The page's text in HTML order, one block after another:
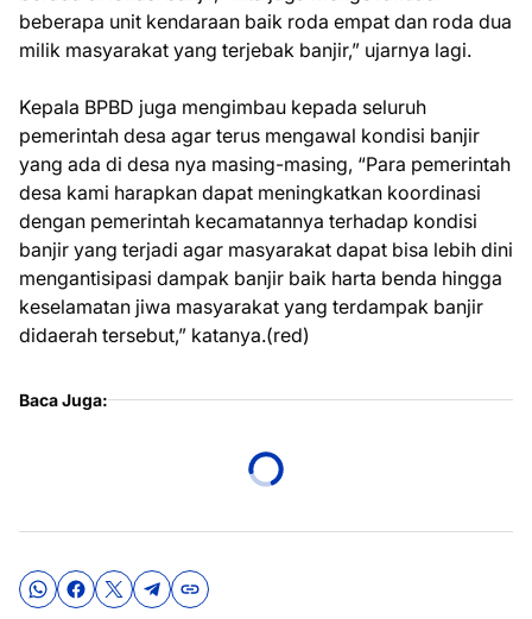
beberapa unit kendaraan baik roda empat dan roda dua
milik masyarakat yang terjebak banjir,” ujarnya lagi.
Kepala BPBD juga mengimbau kepada seluruh
pemerintah desa agar terus mengawal kondisi banjir
yang ada di desa nya masing-masing, “Para pemerintah
desa kami harapkan dapat meningkatkan koordinasi
dengan pemerintah kecamatannya terhadap kondisi
banjir yang terjadi agar masyarakat dapat bisa lebih dini
mengantisipasi dampak banjir baik harta benda hingga
keselamatan jiwa masyarakat yang terdampak banjir
didaerah tersebut,” katanya.(red)
Baca Juga: